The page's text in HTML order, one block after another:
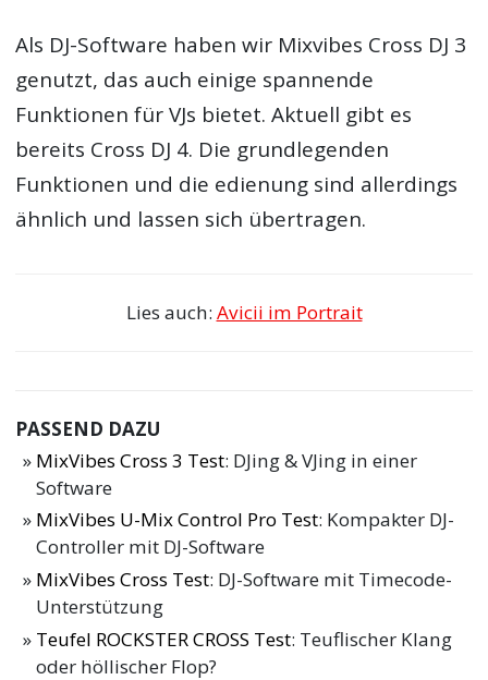
Als DJ-Software haben wir Mixvibes Cross DJ 3
genutzt, das auch einige spannende
Funktionen für VJs bietet. Aktuell gibt es
bereits Cross DJ 4. Die grundlegenden
Funktionen und die edienung sind allerdings
ähnlich und lassen sich übertragen.
Lies auch: Avicii im Portrait
PASSEND DAZU
MixVibes Cross 3 Test: DJing & VJing in einer
Software
MixVibes U-Mix Control Pro Test: Kompakter DJ-
Controller mit DJ-Software
MixVibes Cross Test: DJ-Software mit Timecode-
Unterstützung
Teufel ROCKSTER CROSS Test: Teuflischer Klang
oder höllischer Flop?